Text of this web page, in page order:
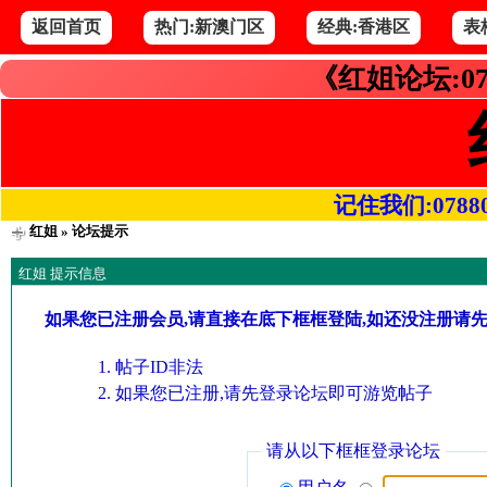
返回首页 热门:新澳门区 经典:香港区 表
《红姐论坛
记住我们
红姐» 论坛提示
红姐 提示信息
如果您已注册会员,请直接在底下框框登陆,如还没注册请
帖子ID非法
如果您已注册,请先登录论坛即可游览帖子
请从以下框框登录论坛